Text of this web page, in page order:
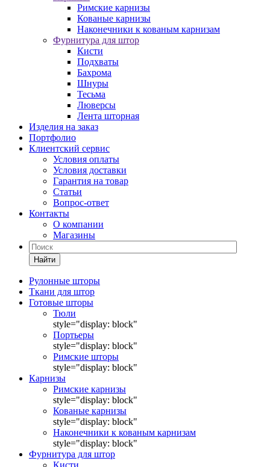
Римские карнизы
Кованые карнизы
Наконечники к кованым карнизам
Фурнитура для штор
Кисти
Подхваты
Бахрома
Шнуры
Тесьма
Люверсы
Лента шторная
Изделия на заказ
Портфолио
Клиентский сервис
Условия оплаты
Условия доставки
Гарантия на товар
Статьи
Вопрос-ответ
Контакты
О компании
Магазины
Найти
Рулонные шторы
Ткани для штор
Готовые шторы
Тюли
style="display: block"
Портьеры
style="display: block"
Римские шторы
style="display: block"
Карнизы
Римские карнизы
style="display: block"
Кованые карнизы
style="display: block"
Наконечники к кованым карнизам
style="display: block"
Фурнитура для штор
Кисти